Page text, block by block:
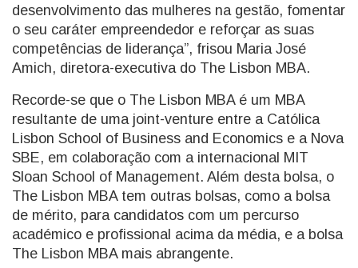
desenvolvimento das mulheres na gestão, fomentar
o seu caráter empreendedor e reforçar as suas
competências de liderança”, frisou Maria José
Amich, diretora-executiva do The Lisbon MBA.
Recorde-se que o The Lisbon MBA é um MBA
resultante de uma joint-venture entre a Católica
Lisbon School of Business and Economics e a Nova
SBE, em colaboração com a internacional MIT
Sloan School of Management. Além desta bolsa, o
The Lisbon MBA tem outras bolsas, como a bolsa
de mérito, para candidatos com um percurso
académico e profissional acima da média, e a bolsa
The Lisbon MBA mais abrangente.